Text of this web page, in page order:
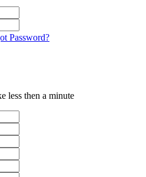
Password?
less then a minute